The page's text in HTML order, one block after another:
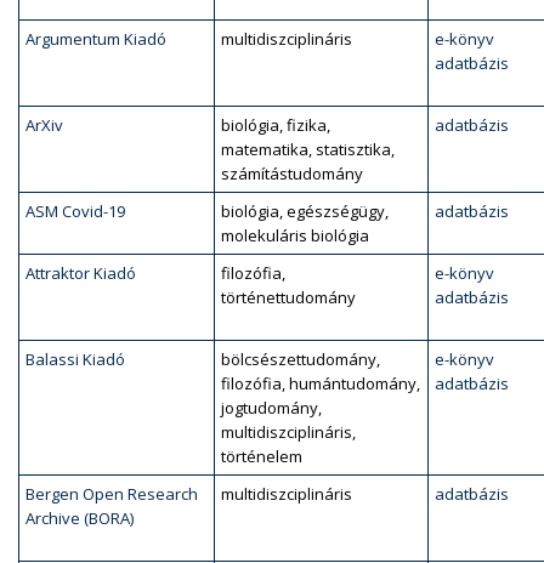
Argumentum Kiadó multidiszciplináris
e-könyv
adatbázis
ArXiv
biológia, fizika,
matematika, statisztika,
számítástudomány
adatbázis
ASM Covid-19
biológia, egészségügy,
molekuláris biológia
adatbázis
Attraktor Kiadó
filozófia,
történettudomány
e-könyv
adatbázis
Balassi Kiadó
bölcsészettudomány,
filozófia, humántudomány,
jogtudomány,
multidiszciplináris,
történelem
e-könyv
adatbázis
Bergen Open Research
Archive (BORA)
multidiszciplináris adatbázis